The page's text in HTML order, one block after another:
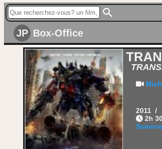
JP Box-Office
2011 /
2h